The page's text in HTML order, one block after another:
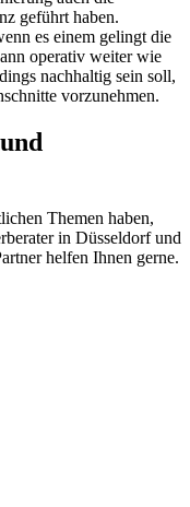
geführt haben.
es einem gelingt die
operativ weiter wie
nachhaltig sein soll,
vorzunehmen.
Themen haben,
in Düsseldorf und
helfen Ihnen gerne.